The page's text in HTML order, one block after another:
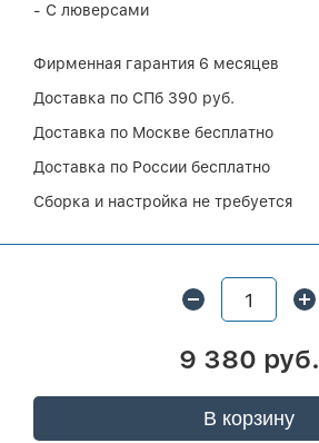
- С люверсами
Фирменная гарантия 6 месяцев
Доставка по СПб 390 руб.
Доставка по Москве бесплатно
Доставка по России бесплатно
Сборка и настройка не требуется
9 380 руб.
В корзину